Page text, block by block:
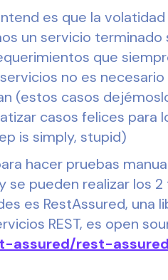
es que la volatidad
un servicio terminado
que
no es
(estos casos
casos felices para
is simply, stupid)
hacer pruebas
se pueden realizar los
es RestAssured, una
REST, es open
assured/rest-assured